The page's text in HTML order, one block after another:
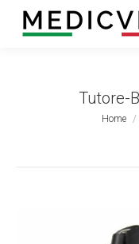
Tutore-
Tu sei
Home